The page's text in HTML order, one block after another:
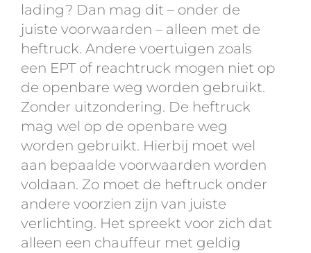
lading? Dan mag dit – onder de
juiste voorwaarden – alleen met de
heftruck. Andere voertuigen zoals
een EPT of reachtruck mogen niet op
de openbare weg worden gebruikt.
Zonder uitzondering. De heftruck
mag wel op de openbare weg
worden gebruikt. Hierbij moet wel
aan bepaalde voorwaarden worden
voldaan. Zo moet de heftruck onder
andere voorzien zijn van juiste
verlichting. Het spreekt voor zich dat
alleen een chauffeur met geldig